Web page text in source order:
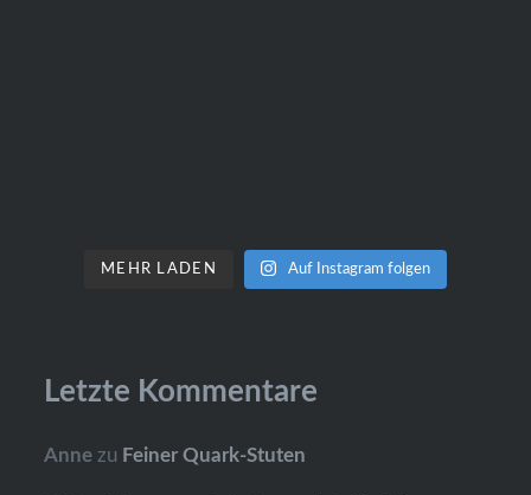
MEHR LADEN Auf Instagram folgen
Letzte Kommentare
Anne zu Feiner Quark-Stuten